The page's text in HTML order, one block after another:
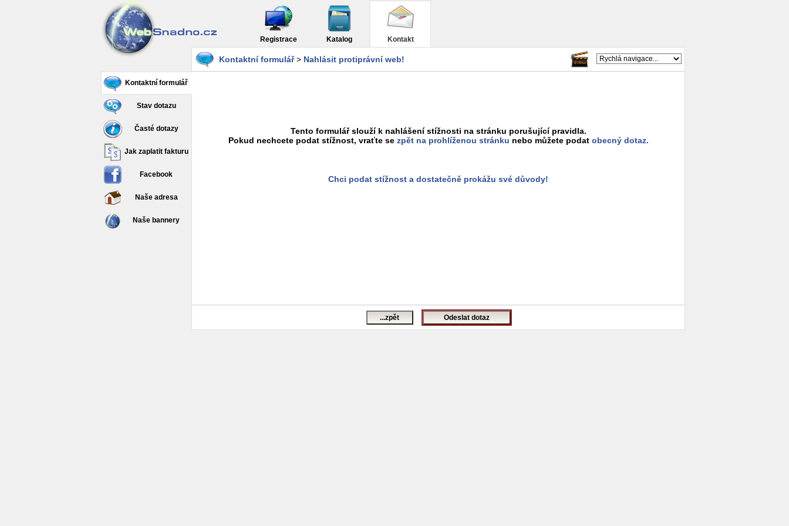
Registrace Katalog Kontakt
Kontaktní formulář
Stav dotazu
Časté dotazy
Jak zaplatit fakturu
Facebook
Naše adresa
Naše bannery
Kontaktní formulář> Nahlásit protiprávní web!
Tento formulář slouží k nahlášení stížnosti na stránku porušující pravidla.
Pokud nechcete podat stížnost, vraťte se zpět na prohlíženou stránku nebo můžete podat obecný dotaz.
Chci podat stížnost a dostatečně prokážu své důvody!